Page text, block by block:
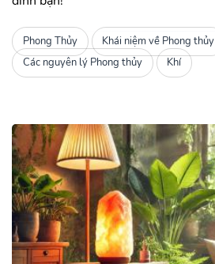
Phong Thủy
Khái niệm về Phong thủy
Các nguyên lý Phong thủy
Khí